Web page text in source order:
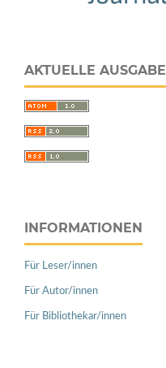
AKTUELLE AUSGABE
INFORMATIONEN
Für Leser/innen
Für Autor/innen
Für Bibliothekar/innen